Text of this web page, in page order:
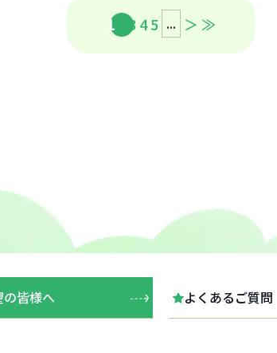
1 3 45 ... ＞ ≫
皆様へ よくあるご質問